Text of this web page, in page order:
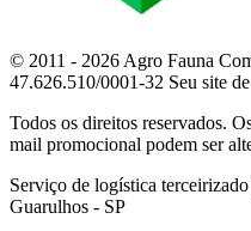
© 2011 - 2026 Agro Fauna
47.626.510/0001-32 Seu site
Todos os direitos reservados.
mail promocional podem ser
Serviço de logística
Guarulhos - SP